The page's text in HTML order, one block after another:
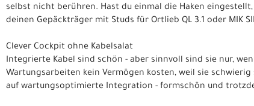
selbst nicht berühren. Hast du einmal die Haken
deinen Gepäckträger mit Studs für Ortlieb QL 3.1 oder MIK
Clever Cockpit ohne Kabelsalat
Integrierte Kabel sind schön - aber sinnvoll sind sie nur,
Wartungsarbeiten kein Vermögen kosten, weil sie
auf wartungsoptimierte Integration - formschön und